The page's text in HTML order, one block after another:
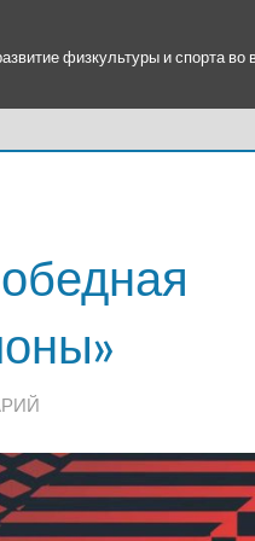
физкультуры и спорта